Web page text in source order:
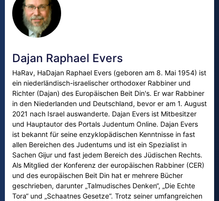
Dajan Raphael Evers
HaRav, HaDajan Raphael Evers (geboren am 8. Mai 1954) ist
ein niederländisch-israelischer orthodoxer Rabbiner und
Richter (Dajan) des Europäischen Beit Din's. Er war Rabbiner
in den Niederlanden und Deutschland, bevor er am 1. August
2021 nach Israel auswanderte. Dajan Evers ist Mitbesitzer
und Hauptautor des Portals Judentum Online. Dajan Evers
ist bekannt für seine enzyklopädischen Kenntnisse in fast
allen Bereichen des Judentums und ist ein Spezialist in
Sachen Gijur und fast jedem Bereich des Jüdischen Rechts.
Als Mitglied der Konferenz der europäischen Rabbiner (CER)
und des europäischen Beit Din hat er mehrere Bücher
geschrieben, darunter „Talmudisches Denken“, „Die Echte
Tora“ und „Schaatnes Gesetze“. Trotz seiner umfangreichen